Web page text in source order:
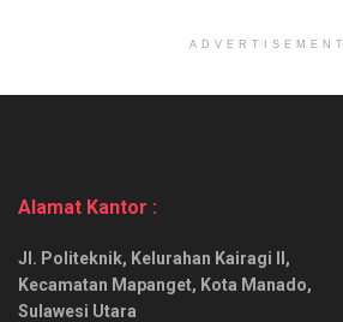
ADVERTISEMENT
Alamat Kantor :
Jl. Politeknik, Kelurahan Kairagi II,
Kecamatan Mapanget, Kota Manado,
Sulawesi Utara